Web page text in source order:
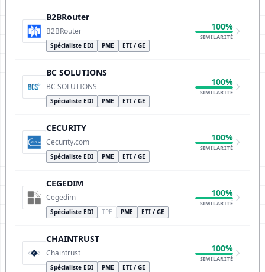
B2BRouter
B2BRouter
Spécialiste EDI PME ETI / GE
100%
SIMILARITÉ
BC SOLUTIONS
BC SOLUTIONS
Spécialiste EDI PME ETI / GE
100%
SIMILARITÉ
CECURITY
Cecurity.com
Spécialiste EDI PME ETI / GE
100%
SIMILARITÉ
CEGEDIM
Cegedim
Spécialiste EDI TPE PME ETI / GE
100%
SIMILARITÉ
CHAINTRUST
Chaintrust
Spécialiste EDI PME ETI / GE
100%
SIMILARITÉ